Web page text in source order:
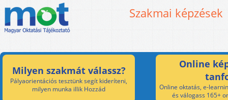
Szakmai képzések
Milyen szakmát válassz?
Pályaorientációs tesztünk segít kideríteni,
milyen munka illik Hozzád
Online
Online oktatás, e-
és válogass 165+